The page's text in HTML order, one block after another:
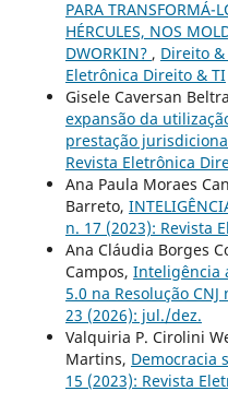
PARA TRANSFORMÁ-
HÉRCULES, NOS
DWORKIN? , Direito &
Eletrônica Direito & TI
Gisele Caversan
expansão da
prestação
Revista Eletrônica
Ana Paula Moraes
Barreto,
n. 17 (2023): Revista
Ana Cláudia Borges
Campos, Inteligência
5.0 na Resolução CNJ
23 (2026): jul./dez.
Valquiria P. Cirolini
Martins, Democracia
15 (2023): Revista